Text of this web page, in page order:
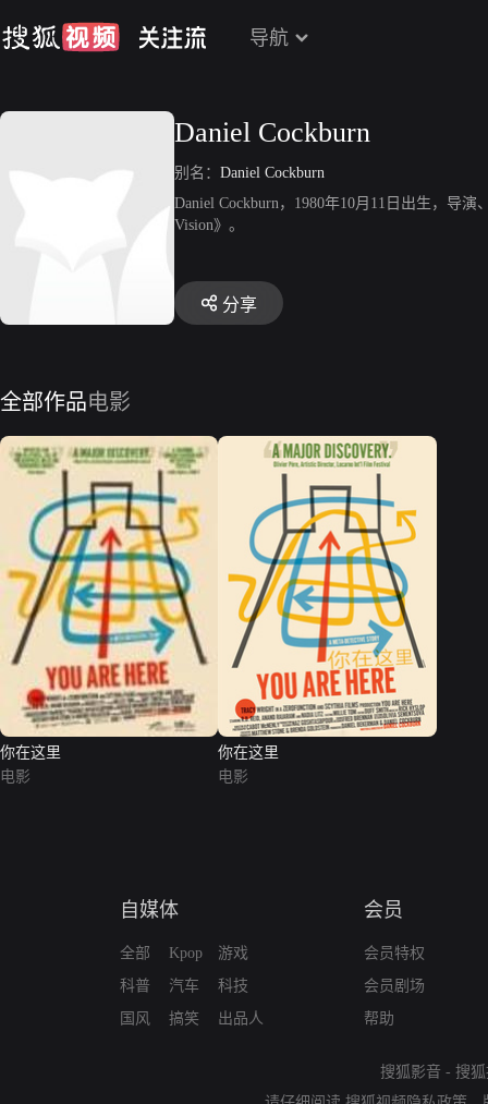
导航
Daniel Cockburn
别名： Daniel Cockburn
Daniel Cockburn，1980年10月11日出生，导演
Vision》。
分享
全部作品电影
你在这里
电影
你在这里
电影
自媒体
全部
科普
国风
Kpop
汽车
搞笑
游戏
科技
出品人
会员
会员特权
会员剧场
帮助
搜狐影音 - 搜